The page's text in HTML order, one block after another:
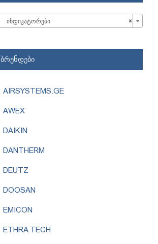
×
ინდიკატორები
ბრენდები
AIRSYSTEMS.GE
AWEX
DAIKIN
DANTHERM
DEUTZ
DOOSAN
EMICON
ETHRA TECH